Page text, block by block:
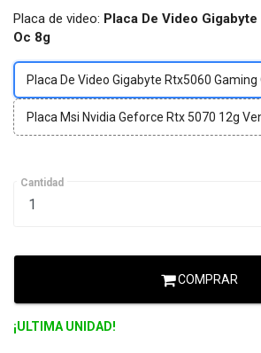
Placa de video: Placa De Video
Oc 8g
Placa De Video Gigabyte Rtx5060 Gaming
Placa Msi Nvidia Geforce Rtx 5070 12g
Cantidad
COMPRAR
¡ULTIMA UNIDAD!